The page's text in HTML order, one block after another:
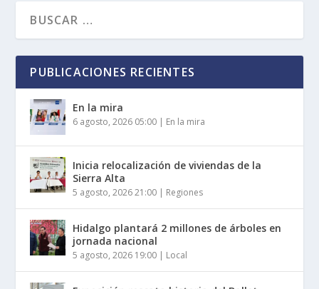
PUBLICACIONES RECIENTES
En la mira
6 agosto, 2026 05:00 | En la mira
Inicia relocalización de viviendas de la
Sierra Alta
5 agosto, 2026 21:00 | Regiones
Hidalgo plantará 2 millones de árboles en
jornada nacional
5 agosto, 2026 19:00 | Local